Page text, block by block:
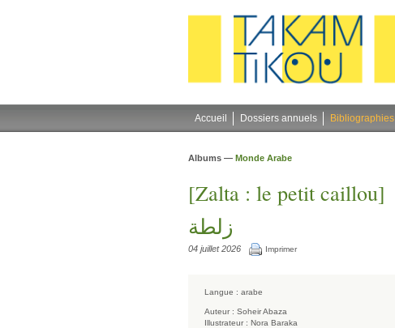
Accueil Dossiers annuels Bibliographies
Albums — Monde Arabe
[Zalta : le petit caillou]
زلطة
04 juillet 2026 Imprimer
Langue : arabe
Auteur : Soheir Abaza
Illustrateur : Nora Baraka